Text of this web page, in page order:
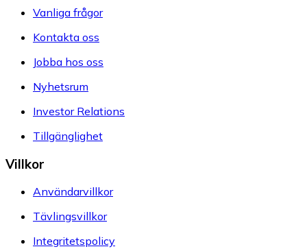
Vanliga frågor
Kontakta oss
Jobba hos oss
Nyhetsrum
Investor Relations
Tillgänglighet
Villkor
Användarvillkor
Tävlingsvillkor
Integritetspolicy